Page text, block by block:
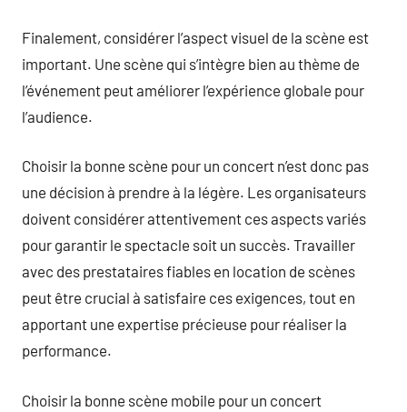
Finalement, considérer l’aspect visuel de la scène est
important. Une scène qui s’intègre bien au thème de
l’événement peut améliorer l’expérience globale pour
l’audience.
Choisir la bonne scène pour un concert n’est donc pas
une décision à prendre à la légère. Les organisateurs
doivent considérer attentivement ces aspects variés
pour garantir le spectacle soit un succès. Travailler
avec des prestataires fiables en location de scènes
peut être crucial à satisfaire ces exigences, tout en
apportant une expertise précieuse pour réaliser la
performance.
Choisir la bonne scène mobile pour un concert